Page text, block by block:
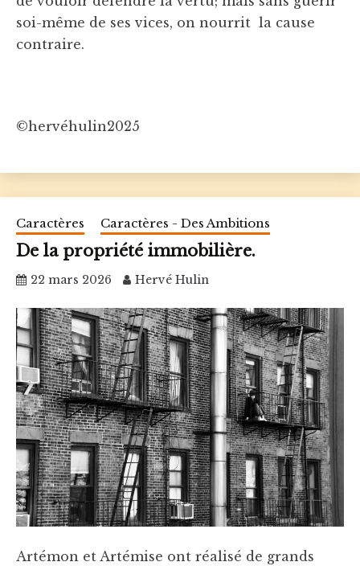
soi-même de ses vices, on nourrit la cause
contraire.
©hervéhulin2025
Caractères Caractères - Des Ambitions
De la propriété immobilière.
22 mars 2026 Hervé Hulin
Artémon et Artémise ont réalisé de grands